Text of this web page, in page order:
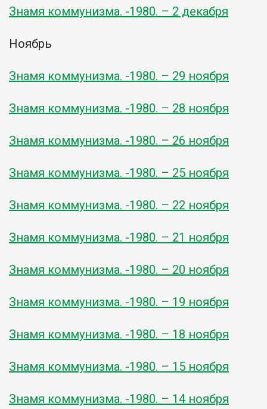
Знамя коммунизма. -1980. – 2 декабря
Ноябрь
Знамя коммунизма. -1980. – 29 ноября
Знамя коммунизма. -1980. – 28 ноября
Знамя коммунизма. -1980. – 26 ноября
Знамя коммунизма. -1980. – 25 ноября
Знамя коммунизма. -1980. – 22 ноября
Знамя коммунизма. -1980. – 21 ноября
Знамя коммунизма. -1980. – 20 ноября
Знамя коммунизма. -1980. – 19 ноября
Знамя коммунизма. -1980. – 18 ноября
Знамя коммунизма. -1980. – 15 ноября
Знамя коммунизма. -1980. – 14 ноября